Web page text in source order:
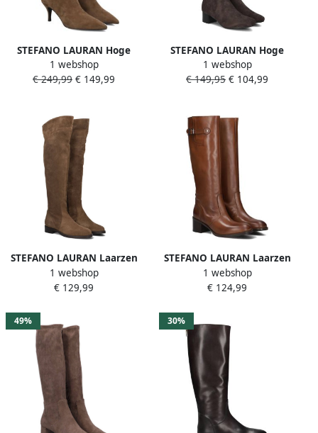
STEFANO LAURAN Hoge
Laarzen Dames Tati17 Maat:
39 Materiaal: Suède Kleur:
1 webshop
€ 249,99 € 149,99
STEFANO LAURAN Hoge
Laarzen Dames Xtm16891-1
Maat: 39 Materiaal:
1 webshop
€ 149,95 € 104,99
STEFANO LAURAN Laarzen
Dames 2056 Maat: 35
Materiaal: Suède Kleur:
1 webshop
€ 129,99
STEFANO LAURAN Laarzen
Dames 7436 Maat: 37
Materiaal: Leer Kleur:
1 webshop
€ 124,99
49% 30%